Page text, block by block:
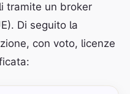
tramite un broker
Di seguito la
con voto, licenze